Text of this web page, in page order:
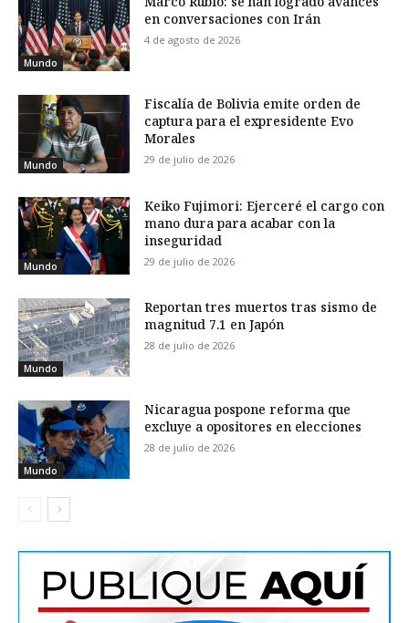
Mundo
en conversaciones con Irán
4 de agosto de 2026
Mundo
Fiscalía de Bolivia emite orden de
captura para el expresidente Evo
Morales
29 de julio de 2026
Mundo
Keiko Fujimori: Ejerceré el cargo con
mano dura para acabar con la
inseguridad
29 de julio de 2026
Mundo
Reportan tres muertos tras sismo de
magnitud 7.1 en Japón
28 de julio de 2026
Mundo
Nicaragua pospone reforma que
excluye a opositores en elecciones
28 de julio de 2026